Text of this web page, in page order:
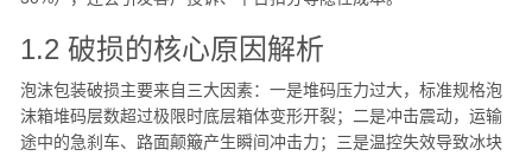
1.2 破损的核心原因解析
泡沫包装破损主要来自三大因素：一是堆码压力过大，标准规格泡
沫箱堆码层数超过极限时底层箱体变形开裂；二是冲击震动，运输
途中的急刹车、路面颠簸产生瞬间冲击力；三是温控失效导致冰块